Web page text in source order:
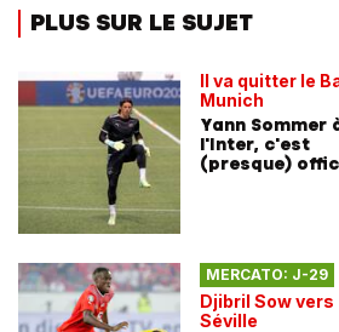
PLUS SUR LE SUJET
Il va quitter le
Munich
Yann Sommer
l'Inter, c'est
(presque)
MERCATO: J-29
Djibril Sow vers
Séville